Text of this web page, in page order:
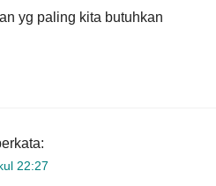
yg paling kita butuhkan
22:27